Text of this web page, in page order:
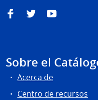
FacebookTwitterYouTube
Sobre el
Acerca de
Centro de recursos